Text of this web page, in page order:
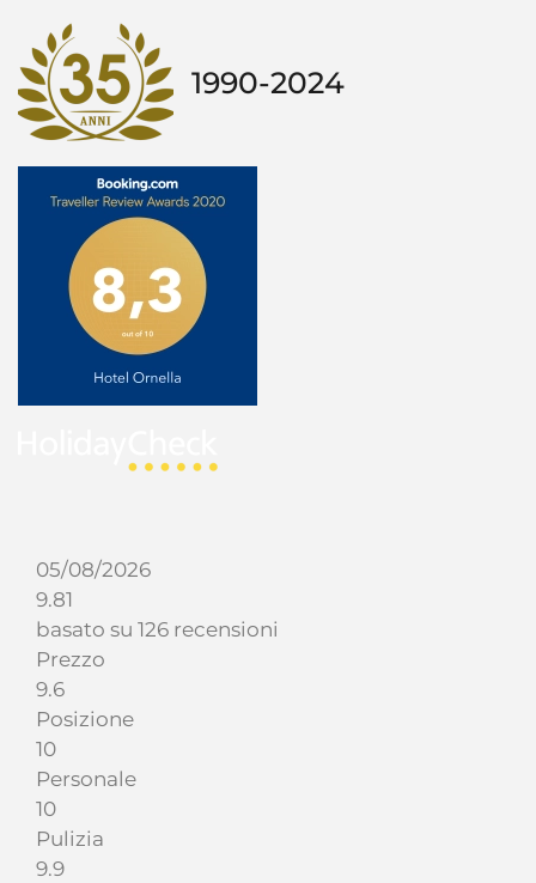
1990-2024
05/08/2026
9.81
basato su 126 recensioni
Prezzo
9.6
Posizione
10
Personale
10
Pulizia
9.9